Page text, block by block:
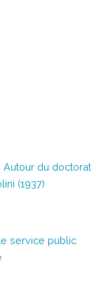
Autour du doctorat
(1937)
service public